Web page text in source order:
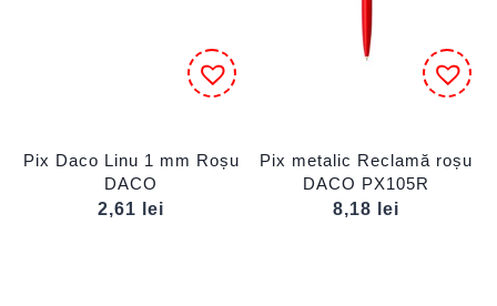
Pix Daco Linu 1 mm Roșu
DACO
2,61
lei
Pix metalic Reclamă roșu
DACO PX105R
8,18
lei